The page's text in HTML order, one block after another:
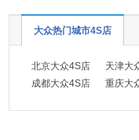
大众热门城市4S店
北京大众4S店 天津大
成都大众4S店
重庆大